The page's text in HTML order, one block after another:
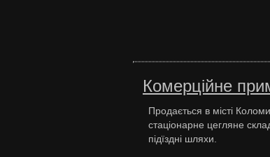
Комерційне
Продається в місті
стаціонарне цегляне
підїздні шляхи.